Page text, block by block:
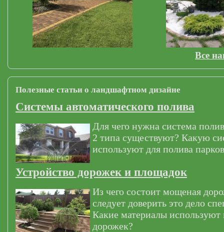
Все
Полезные статьи о ландшафтном дизайне
Системы автоматического полива
Для чего нужна система
2 типа существуют? Какую
используют для полива
Устройство дорожек и площадок
Из чего состоит мощеная
следует доверить это дело
Какие материалы
дорожек?